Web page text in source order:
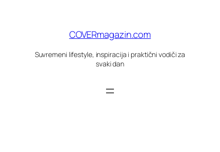
COVERmagazin.com
Suvremeni lifestyle, inspiracija i praktični vodiči za
svaki dan